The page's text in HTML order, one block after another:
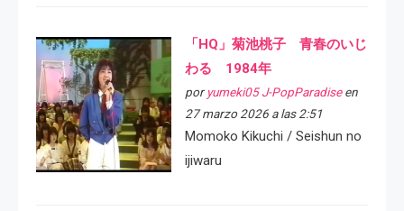
「HQ」菊池桃子 青春のいじ
わる 1984年
por yumeki05 J-PopParadiseen
27 marzo 2026 a las 2:51
Momoko Kikuchi / Seishun no
ijiwaru